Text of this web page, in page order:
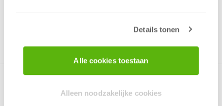
Details tonen
Alle cookies toestaan
Alleen noodzakelijke cookies